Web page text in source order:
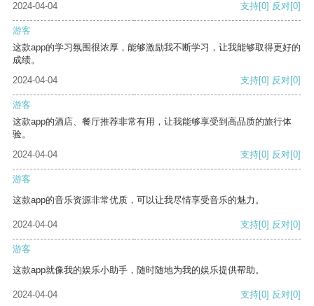
2024-04-04
支持[0] 反对[0]
游客
这款app的学习氛围很浓厚，能够激励我不断学习，让我能够取得更好的
成绩。
2024-04-04
支持[0] 反对[0]
游客
这款app的酒店、餐厅推荐非常有用，让我能够享受到高品质的旅行体
验。
2024-04-04
支持[0] 反对[0]
游客
这款app的音乐资源非常优质，可以让我尽情享受音乐的魅力。
2024-04-04 支持[0] 反对[0]
游客
这款app就像我的娱乐小助手，随时随地为我的娱乐提供帮助。
2024-04-04 支持[0] 反对[0]